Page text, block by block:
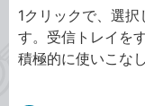
1クリックで、選
す。受信トレイを
積極的に使いこな